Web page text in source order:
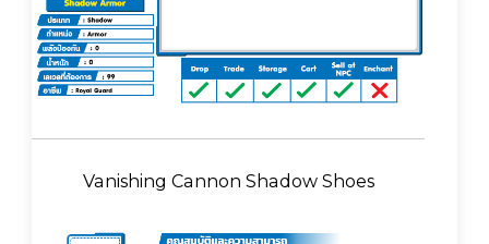
Vanishing Cannon Shadow Shoes